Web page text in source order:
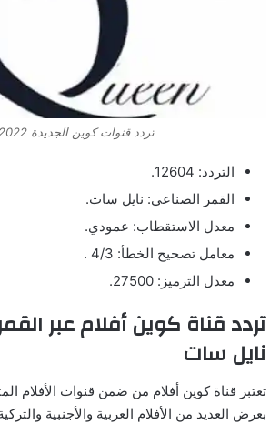
تردد قنوات كوين الجديدة 2022
التردد: 12604.
القمر الصناعي: نايل سات.
معدل الاستقطاب: عمودي.
معامل تصحيح الخطأ: 4/3 .
معدل الترميز: 27500.
تردد قناة كوين أفلام عبر
نايل سات
تعتبر قناة كوين أفلام من ضمن قنوات الأفلام
بعرض العديد من الأفلام العربية والأجنبية